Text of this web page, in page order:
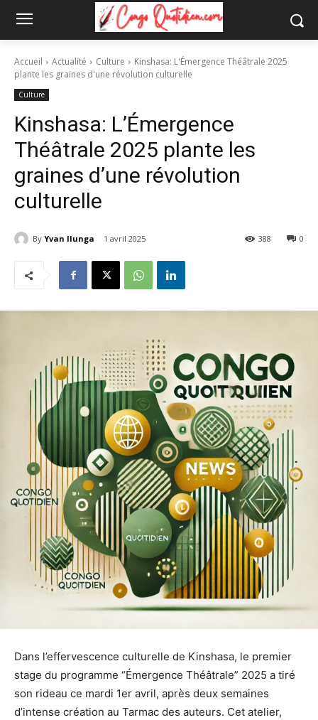
Accueil Actualité Culture
Kinshasa: L'Émergence Théâtrale 2025
plante les graines d'une révolution culturelle
Culture
Kinshasa: L’Émergence
Théâtrale 2025 plante les
graines d’une révolution
culturelle
By Yvan Ilunga 1 avril 2025 0
388
Dans l’effervescence culturelle de Kinshasa, le premier
stage du programme “Émergence Théâtrale” 2025 a tiré
son rideau ce mardi 1er avril, après deux semaines
d’intense création au Tarmac des auteurs. Cet atelier,